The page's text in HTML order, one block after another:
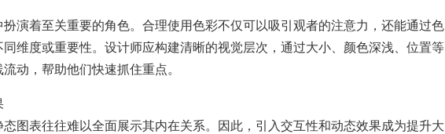
演着至关重要的角色。合理使用色彩不仅可以吸引观者的注意力，还能通过色
维度或重要性。设计师应构建清晰的视觉层次，通过大小、颜色深浅、位置等
动，帮助他们快速抓住重点。
图表往往难以全面展示其内在关系。因此，引入交互性和动态效果成为提升大